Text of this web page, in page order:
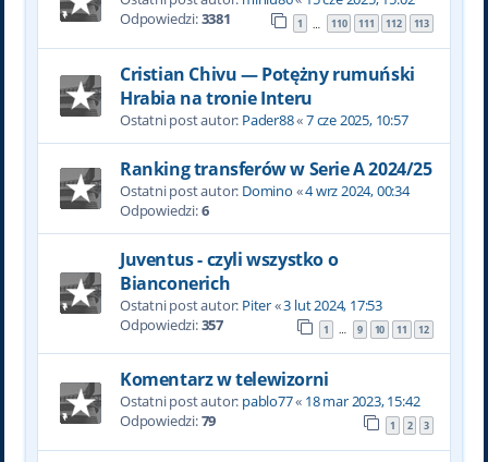
Odpowiedzi:3381 1 … 110 111 112 113
Cristian Chivu — Potężny rumuński
Hrabia na tronie Interu
Ostatni post autor: Pader88«7 cze 2025, 10:57
Ranking transferów w Serie A 2024/25
Ostatni post autor: Domino «4 wrz 2024, 00:34
Odpowiedzi:6
Juventus - czyli wszystko o
Bianconerich
Ostatni post autor: Piter«3 lut 2024, 17:53
Odpowiedzi:357 1 … 9 10 11 12
Komentarz w telewizorni
Ostatni post autor: pablo77« 18 mar 2023, 15:42
Odpowiedzi:79 1 2 3